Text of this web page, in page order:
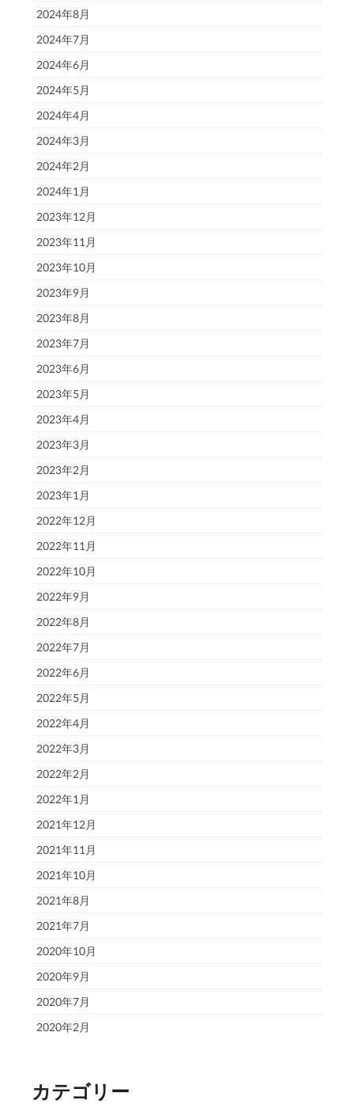
2024年8月
2024年7月
2024年6月
2024年5月
2024年4月
2024年3月
2024年2月
2024年1月
2023年12月
2023年11月
2023年10月
2023年9月
2023年8月
2023年7月
2023年6月
2023年5月
2023年4月
2023年3月
2023年2月
2023年1月
2022年12月
2022年11月
2022年10月
2022年9月
2022年8月
2022年7月
2022年6月
2022年5月
2022年4月
2022年3月
2022年2月
2022年1月
2021年12月
2021年11月
2021年10月
2021年8月
2021年7月
2020年10月
2020年9月
2020年7月
2020年2月
カテゴリー